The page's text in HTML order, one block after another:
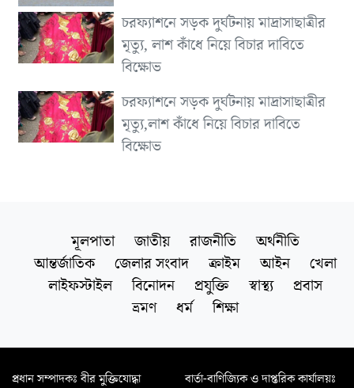
চরফ্যাশনে সড়ক দুর্ঘটনায় মাদ্রাসাছাত্রীর
মৃত্যু, লাশ কাঁধে নিয়ে বিচার দাবিতে
বিক্ষোভ
চরফ্যাশনে সড়ক দুর্ঘটনায় মাদ্রাসাছাত্রীর
মৃত্যু,লাশ কাঁধে নিয়ে বিচার দাবিতে
বিক্ষোভ
মূলপাতা জাতীয় রাজনীতি
অর্থনীতি
আন্তর্জাতিক
জেলার সংবাদ ক্রাইম আইন
খেলা
লাইফস্টাইল
বিনোদন প্রযুক্তি স্বাস্থ্য
প্রবাস
ভ্রমণ
ধর্ম শিক্ষা
প্রধান সম্পাদকঃ বীর মুক্তিযোদ্ধা
বার্তা-বাণিজ্যিক ও দাপ্তরিক কার্যালয়ঃ